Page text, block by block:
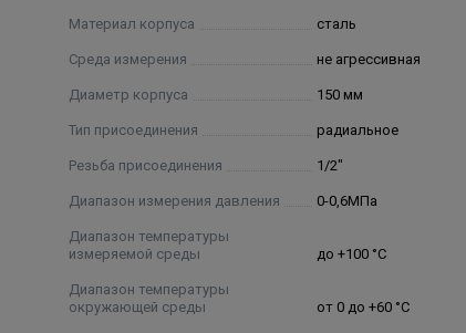
Материал корпуса сталь
Среда измерения не агрессивная
Диаметр корпуса 150 мм
Тип присоединения радиальное
Резьба присоединения 1/2"
Диапазон измерения давления 0-0,6МПа
Диапазон температуры
измеряемой среды
до +100 °C
Диапазон температуры
окружающей среды
от 0 до +60 °C